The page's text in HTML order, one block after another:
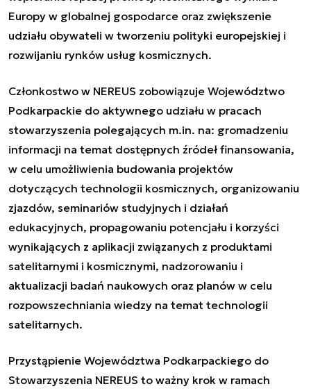
Europy w globalnej gospodarce oraz zwiększenie
udziału obywateli w tworzeniu polityki europejskiej i
rozwijaniu rynków usług kosmicznych.
Członkostwo w NEREUS zobowiązuje Województwo
Podkarpackie do aktywnego udziału w pracach
stowarzyszenia polegających m.in. na: gromadzeniu
informacji na temat dostępnych źródeł finansowania,
w celu umożliwienia budowania projektów
dotyczących technologii kosmicznych, organizowaniu
zjazdów, seminariów studyjnych i działań
edukacyjnych, propagowaniu potencjału i korzyści
wynikających z aplikacji związanych z produktami
satelitarnymi i kosmicznymi, nadzorowaniu i
aktualizacji badań naukowych oraz planów w celu
rozpowszechniania wiedzy na temat technologii
satelitarnych.
Przystąpienie Województwa Podkarpackiego do
Stowarzyszenia NEREUS to ważny krok w ramach